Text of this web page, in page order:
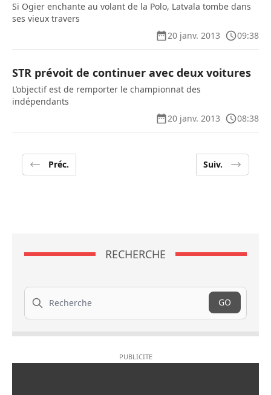
Si Ogier enchante au volant de la Polo, Latvala tombe dans
ses vieux travers
20 janv. 2013
09:38
STR prévoit de continuer avec deux voitures
L’objectif est de remporter le championnat des
indépendants
20 janv. 2013
08:38
Préc. Suiv.
RECHERCHE
Recherche
GO